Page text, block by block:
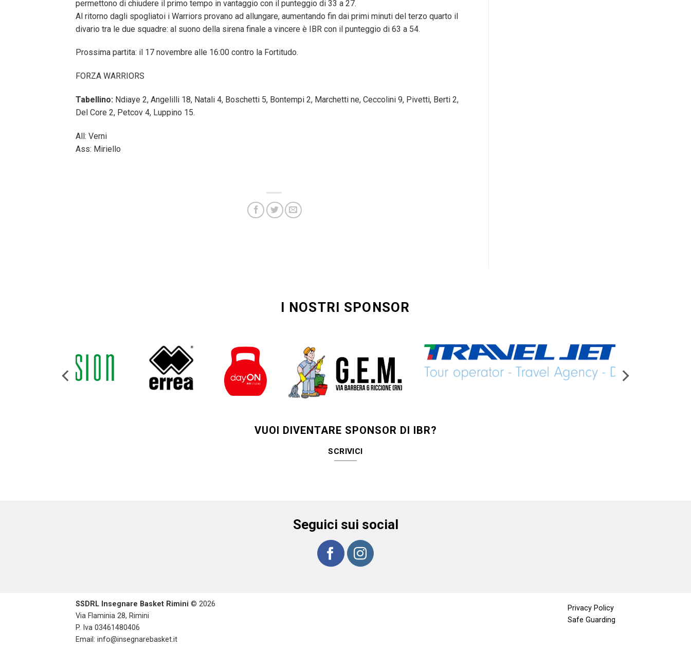
permettono di chiudere il primo tempo in vantaggio con il punteggio di 33 a 27.
Al ritorno dagli spogliatoi i Warriors provano ad allungare, aumentando fin dai primi minuti del terzo quarto il
divario tra le due squadre: al suono della sirena finale a vincere è IBR con il punteggio di 63 a 54.
Prossima partita: il 17 novembre alle 16:00 contro la Fortitudo.
FORZA WARRIORS
Tabellino: Ndiaye 2, Angelilli 18, Natali 4, Boschetti 5, Bontempi 2, Marchetti ne, Ceccolini 9, Pivetti, Berti 2,
Del Core 2, Petcov 4, Luppino 15.
All: Verni
Ass: Miriello
I NOSTRI SPONSOR
VUOI DIVENTARE SPONSOR DI IBR?
SCRIVICI
Seguici sui social
Privacy Policy
Safe Guarding
SSDRL Insegnare Basket Rimini © 2026
Via Flaminia 28, Rimini
P. Iva 03461480406
Email: info@insegnarebasket.it